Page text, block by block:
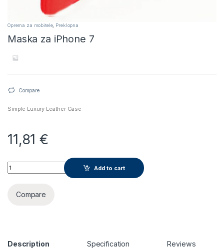
Oprema za mobitele, Preklopna
Maska za iPhone 7
Compare
Simple Luxury Leather Case
11,81€
Maska za iPhone 7 quantity Add to cart
Compare
Description Specification Reviews